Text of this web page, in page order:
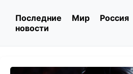
Последние
новости
Мир Россия